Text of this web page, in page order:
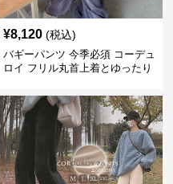
¥8,120 (税込)
バギーパンツ 今季必須 コーデュ
ロイ フリル丸首上着とゆったり